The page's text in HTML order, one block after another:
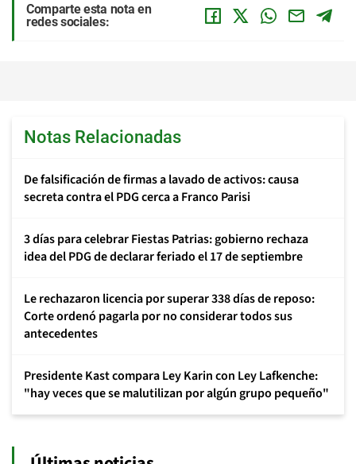
Comparte esta nota en
redes sociales:
Notas Relacionadas
De falsificación de firmas a lavado de activos: causa
secreta contra el PDG cerca a Franco Parisi
3 días para celebrar Fiestas Patrias: gobierno rechaza
idea del PDG de declarar feriado el 17 de septiembre
Le rechazaron licencia por superar 338 días de reposo:
Corte ordenó pagarla por no considerar todos sus
antecedentes
Presidente Kast compara Ley Karin con Ley Lafkenche:
"hay veces que se malutilizan por algún grupo pequeño"